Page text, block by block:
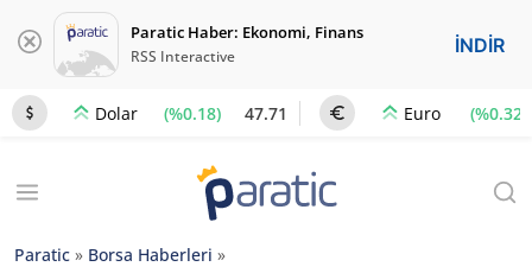
Paratic Haber: Ekonomi, Finans
RSS Interactive İNDİR
Dolar (%0.18) 47.71 Euro (%0.32)
Paratic » Borsa Haberleri »